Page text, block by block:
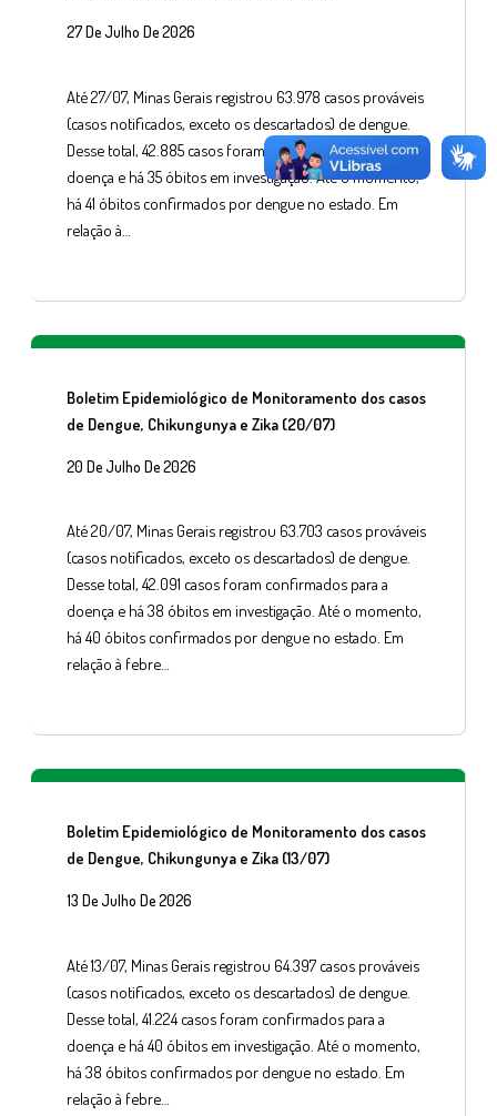
27 De Julho De 2026
Até 27/07, Minas Gerais registrou 63.978 casos prováveis
(casos notificados, exceto os descartados) de dengue.
Desse total, 42.885 casos foram confirmados para a
doença e há 35 óbitos em investigação. Até o momento,
há 41 óbitos confirmados por dengue no estado. Em
relação à…
Boletim Epidemiológico de Monitoramento dos casos
de Dengue, Chikungunya e Zika (20/07)
20 De Julho De 2026
Até 20/07, Minas Gerais registrou 63.703 casos prováveis
(casos notificados, exceto os descartados) de dengue.
Desse total, 42.091 casos foram confirmados para a
doença e há 38 óbitos em investigação. Até o momento,
há 40 óbitos confirmados por dengue no estado. Em
relação à febre…
Boletim Epidemiológico de Monitoramento dos casos
de Dengue, Chikungunya e Zika (13/07)
13 De Julho De 2026
Até 13/07, Minas Gerais registrou 64.397 casos prováveis
(casos notificados, exceto os descartados) de dengue.
Desse total, 41.224 casos foram confirmados para a
doença e há 40 óbitos em investigação. Até o momento,
há 38 óbitos confirmados por dengue no estado. Em
relação à febre…